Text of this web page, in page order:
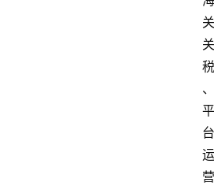
关
关
税
、
平
台
运
营